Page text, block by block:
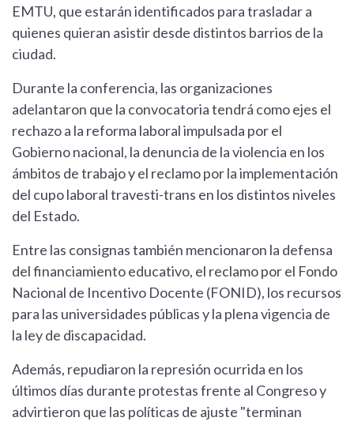
EMTU, que estarán identificados para trasladar a
quienes quieran asistir desde distintos barrios de la
ciudad.
Durante la conferencia, las organizaciones
adelantaron que la convocatoria tendrá como ejes el
rechazo a la reforma laboral impulsada por el
Gobierno nacional, la denuncia de la violencia en los
ámbitos de trabajo y el reclamo por la implementación
del cupo laboral travesti-trans en los distintos niveles
del Estado.
Entre las consignas también mencionaron la defensa
del financiamiento educativo, el reclamo por el Fondo
Nacional de Incentivo Docente (FONID), los recursos
para las universidades públicas y la plena vigencia de
la ley de discapacidad.
Además, repudiaron la represión ocurrida en los
últimos días durante protestas frente al Congreso y
advirtieron que las políticas de ajuste "terminan